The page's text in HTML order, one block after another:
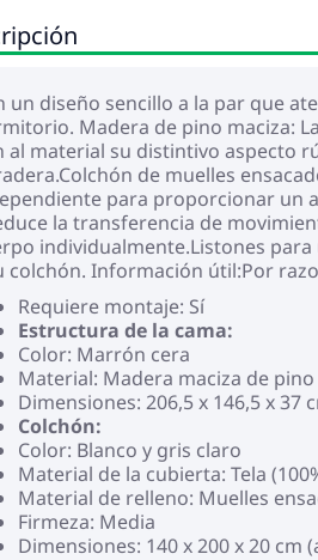
un diseño sencillo a la par que
Madera de pino maciza:
al material su distintivo aspecto
de muelles
para proporcionar un
la transferencia de
individualmente.Listones
colchón. Información útil:Por
Requiere montaje: Sí
Estructura de la cama:
Color: Marrón cera
Material: Madera maciza de pino
Dimensiones: 206,5 x 146,5 x 37
Colchón:
Color: Blanco y gris claro
Material de la cubierta: Tela
Material de relleno: Muelles
Firmeza: Media
Dimensiones: 140 x 200 x 20 cm